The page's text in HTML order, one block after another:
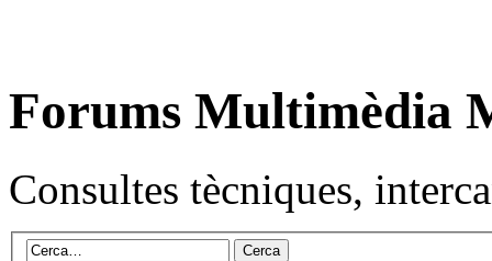
Forums Multimèdia
Consultes tècniques,